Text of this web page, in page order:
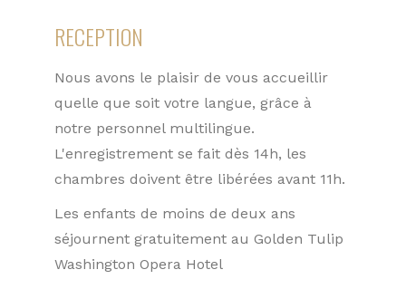
RECEPTION
Nous avons le plaisir de vous accueillir
quelle que soit votre langue, grâce à
notre personnel multilingue.
L'enregistrement se fait dès 14h, les
chambres doivent être libérées avant 11h.
Les enfants de moins de deux ans
séjournent gratuitement au Golden Tulip
Washington Opera Hotel